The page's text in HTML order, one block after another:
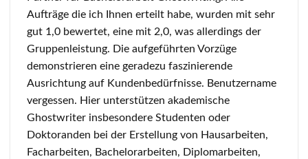
Aufträge die ich Ihnen erteilt habe, wurden mit sehr
gut 1,0 bewertet, eine mit 2,0, was allerdings der
Gruppenleistung. Die aufgeführten Vorzüge
demonstrieren eine geradezu faszinierende
Ausrichtung auf Kundenbedürfnisse. Benutzername
vergessen. Hier unterstützen akademische
Ghostwriter insbesondere Studenten oder
Doktoranden bei der Erstellung von Hausarbeiten,
Facharbeiten, Bachelorarbeiten, Diplomarbeiten,